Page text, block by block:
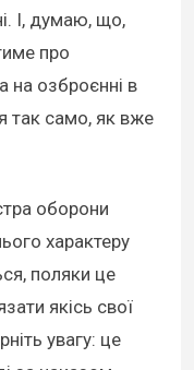
І, думаю, що,
про
на озброєнні в
так само, як вже
оборони
характеру
поляки це
якісь свої
увагу: це